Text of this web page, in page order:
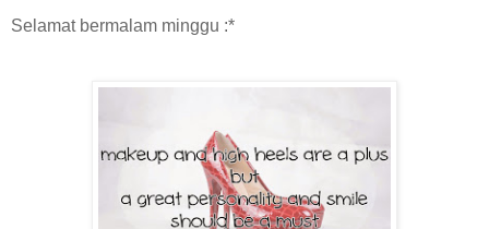
Selamat bermalam minggu :*